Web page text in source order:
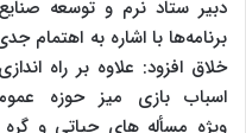
دبیر ستاد نرم و توسعه
برنامه‌ها با اشاره به اهتمام
خلاق افزود: علاوه بر راه
اسباب بازی میز حوزه
ویژه مسأله های حیاتی و گره